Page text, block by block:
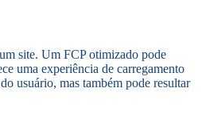
site. Um FCP otimizado pode
uma experiência de carregamento
usuário, mas também pode resultar